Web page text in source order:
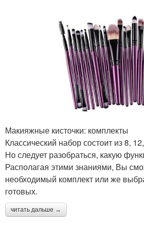
Макияжные кисточки: комплекты
Классический набор состоит из 8,
Но следует разобраться, какую
Располагая этими знаниями, Вы
необходимый комплект или же
готовых.
читать дальше →